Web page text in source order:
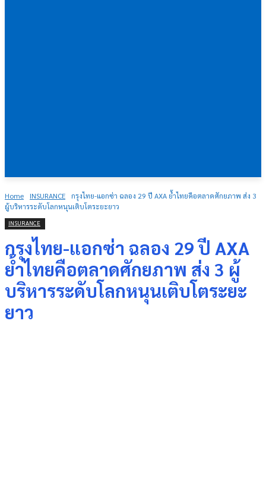
Home INSURANCE
กรุงไทย-แอกซ่า ฉลอง 29 ปี AXA ย้ำไทยคือตลาดศักยภาพ ส่ง 3
ผู้บริหารระดับโลกหนุนเติบโตระยะยาว
INSURANCE
กรุงไทย-แอกซ่า ฉลอง 29 ปี AXA
ย้ำไทยคือตลาดศักยภาพ ส่ง 3 ผู้
บริหารระดับโลกหนุนเติบโตระยะ
ยาว